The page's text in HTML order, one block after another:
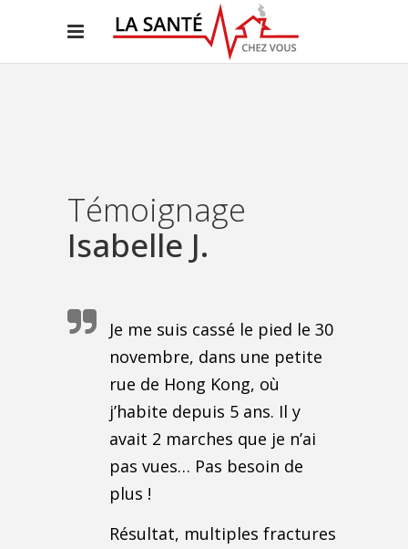
Témoignage
Isabelle J.
Je me suis cassé le pied le 30
novembre, dans une petite
rue de Hong Kong, où
j’habite depuis 5 ans. Il y
avait 2 marches que je n’ai
pas vues… Pas besoin de
plus !
Résultat, multiples fractures